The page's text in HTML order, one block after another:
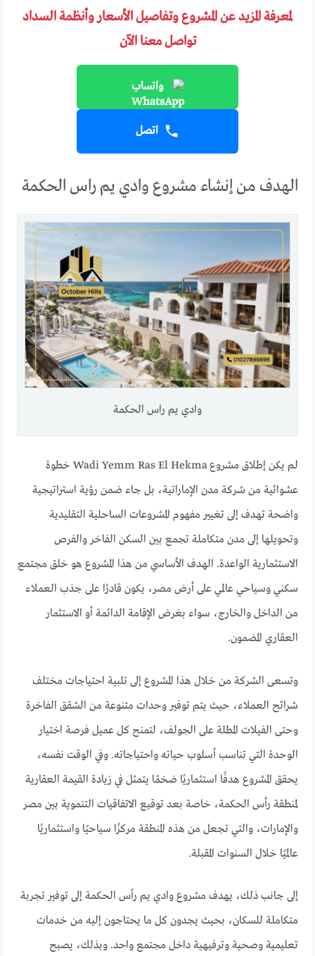
لمعرفة المزيد عن المشروع وتفاصيل الأسعار وأنظمة السداد
تواصل معنا الآن
واتساب
اتصل
الهدف من إنشاء مشروع وادي يم راس الحكمة
وادي يم راس الحكمة
لم يكن إطلاق مشروع Wadi Yemm Ras El Hekma خطوة
عشوائية من شركة مدن الإماراتية، بل جاء ضمن رؤية استراتيجية
واضحة تهدف إلى تغيير مفهوم المشروعات الساحلية التقليدية
وتحويلها إلى مدن متكاملة تجمع بين السكن الفاخر والفرص
الاستثمارية الواعدة. الهدف الأساسي من هذا المشروع هو خلق مجتمع
سكني وسياحي عالمي على أرض مصر، يكون قادرًا على جذب العملاء
من الداخل والخارج، سواء بغرض الإقامة الدائمة أو الاستثمار
العقاري المضمون.
وتسعى الشركة من خلال هذا المشروع إلى تلبية احتياجات مختلف
شرائح العملاء، حيث يتم توفير وحدات متنوعة من الشقق الفاخرة
وحتى الفيلات المطلة على الجولف، لتمنح كل عميل فرصة اختيار
الوحدة التي تناسب أسلوب حياته واحتياجاته. وفي الوقت نفسه،
يحقق المشروع هدفًا استثماريًا ضخمًا يتمثل في زيادة القيمة العقارية
لمنطقة رأس الحكمة، خاصة بعد توقيع الاتفاقيات التنموية بين مصر
والإمارات، والتي تجعل من هذه المنطقة مركزًا سياحيًا واستثماريًا
عالميًا خلال السنوات المقبلة.
إلى جانب ذلك، يهدف مشروع وادي يم رأس الحكمة إلى توفير تجربة
متكاملة للسكان، بحيث يجدون كل ما يحتاجون إليه من خدمات
تعليمية وصحية وترفيهية داخل مجتمع واحد. وبذلك، يصبح